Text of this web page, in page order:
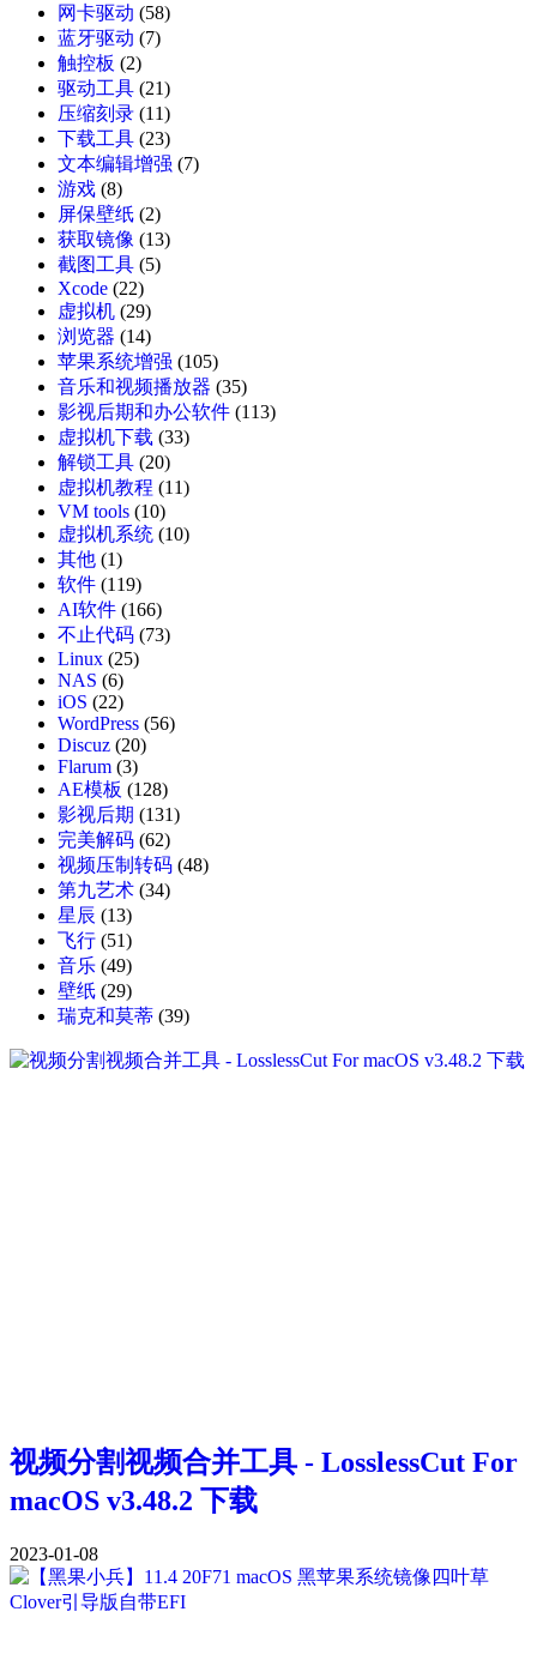
网卡驱动 (58)
蓝牙驱动 (7)
触控板 (2)
驱动工具 (21)
压缩刻录 (11)
下载工具 (23)
文本编辑增强 (7)
游戏 (8)
屏保壁纸 (2)
获取镜像 (13)
截图工具 (5)
Xcode (22)
虚拟机 (29)
浏览器 (14)
苹果系统增强 (105)
音乐和视频播放器 (35)
影视后期和办公软件 (113)
虚拟机下载 (33)
解锁工具 (20)
虚拟机教程 (11)
VM tools (10)
虚拟机系统 (10)
其他 (1)
软件 (119)
AI软件 (166)
不止代码 (73)
Linux (25)
NAS (6)
iOS (22)
WordPress (56)
Discuz (20)
Flarum (3)
AE模板 (128)
影视后期 (131)
完美解码 (62)
视频压制转码 (48)
第九艺术 (34)
星辰 (13)
飞行 (51)
音乐 (49)
壁纸 (29)
瑞克和莫蒂 (39)
视频分割视频合并工具 - LosslessCut For
macOS v3.48.2 下载
2023-01-08